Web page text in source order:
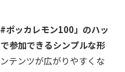
ポッカレモン100」のハッ
参加できるシンプルな形
テンツが広がりやすくな